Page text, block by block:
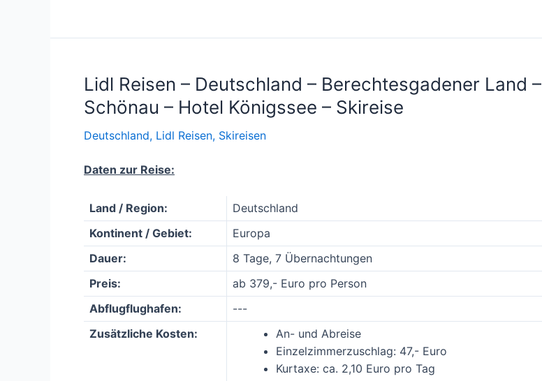
Lidl Reisen – Deutschland – Berechtesgadener Land –
Schönau – Hotel Königssee – Skireise
Deutschland, Lidl Reisen, Skireisen
Daten zur Reise:
Land / Region:
Deutschland
Kontinent / Gebiet:
Europa
Dauer:
8 Tage, 7 Übernachtungen
Preis:
ab 379,- Euro pro Person
Abflugflughafen:
---
Zusätzliche Kosten:
An- und Abreise
Einzelzimmerzuschlag: 47,- Euro
Kurtaxe: ca. 2,10 Euro pro Tag